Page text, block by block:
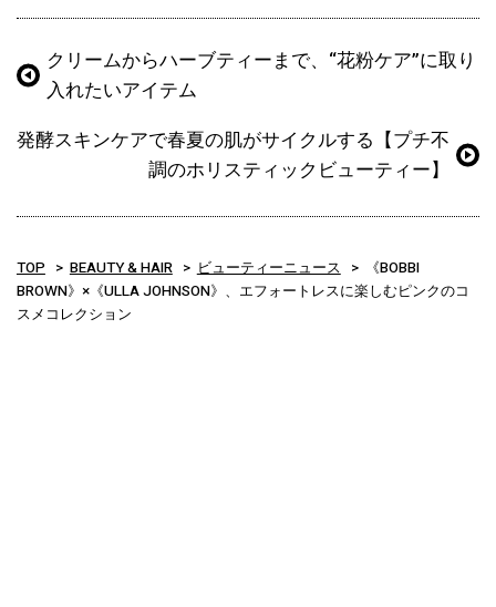
クリームからハーブティーまで、“花粉ケア”に取り
入れたいアイテム
発酵スキンケアで春夏の肌がサイクルする【プチ不
調のホリスティックビューティー】
TOP BEAUTY & HAIR ビューティーニュース
《BOBBI
BROWN》×《ULLA JOHNSON》、エフォートレスに楽しむピンクのコ
スメコレクション